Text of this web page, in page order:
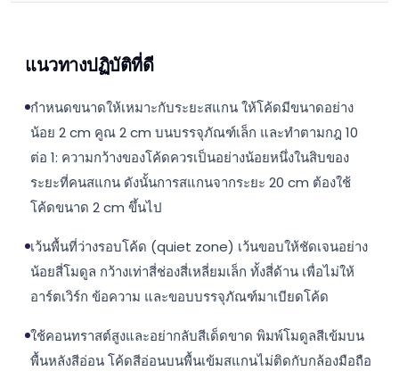
แนวทางปฏิบัติที่ดี
กำหนดขนาดให้เหมาะกับระยะสแกน ให้โค้ดมีขนาดอย่าง
น้อย 2 cm คูณ 2 cm บนบรรจุภัณฑ์เล็ก และทำตามกฎ 10
ต่อ 1: ความกว้างของโค้ดควรเป็นอย่างน้อยหนึ่งในสิบของ
ระยะที่คนสแกน ดังนั้นการสแกนจากระยะ 20 cm ต้องใช้
โค้ดขนาด 2 cm ขึ้นไป
เว้นพื้นที่ว่างรอบโค้ด (quiet zone) เว้นขอบให้ชัดเจนอย่าง
น้อยสี่โมดูล กว้างเท่าสี่ช่องสี่เหลี่ยมเล็ก ทั้งสี่ด้าน เพื่อไม่ให้
อาร์ตเวิร์ก ข้อความ และขอบบรรจุภัณฑ์มาเบียดโค้ด
ใช้คอนทราสต์สูงและอย่ากลับสีเด็ดขาด พิมพ์โมดูลสีเข้มบน
พื้นหลังสีอ่อน โค้ดสีอ่อนบนพื้นเข้มสแกนไม่ติดกับกล้องมือถือ